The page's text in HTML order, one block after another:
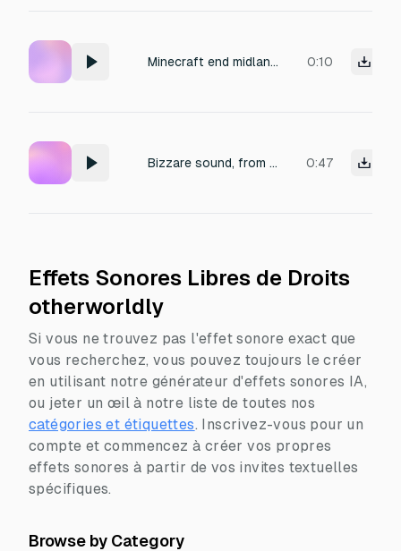
Minecraft end midlands (end wastes) mood 0:10
Bizzare sound, from another dimension, azatoth voice, like Like a thousand voice, True madness, dark beauty 0:47
Effets Sonores Libres de Droits
otherworldly
Si vous ne trouvez pas l'effet sonore exact que
vous recherchez, vous pouvez toujours le créer
en utilisant notre générateur d'effets sonores IA,
ou jeter un œil à notre liste de toutes nos
catégories et étiquettes. Inscrivez-vous pour un
compte et commencez à créer vos propres
effets sonores à partir de vos invites textuelles
spécifiques.
Browse by Category